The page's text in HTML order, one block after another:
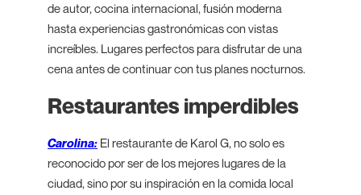
de autor, cocina internacional, fusión moderna
hasta experiencias gastronómicas con vistas
increíbles. Lugares perfectos para disfrutar de una
cena antes de continuar con tus planes nocturnos.
Restaurantes imperdibles
Carolina: El restaurante de Karol G, no solo es
reconocido por ser de los mejores lugares de la
ciudad, sino por su inspiración en la comida local